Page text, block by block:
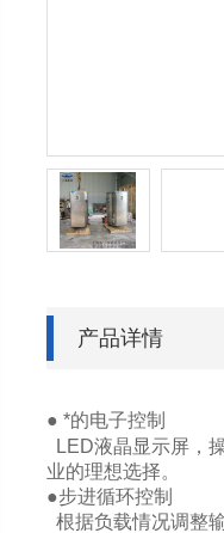
产品详情
● *的电子控制
LED液晶显示屏，
业的理想选择。
●步进循环控制
根据负载情况调整